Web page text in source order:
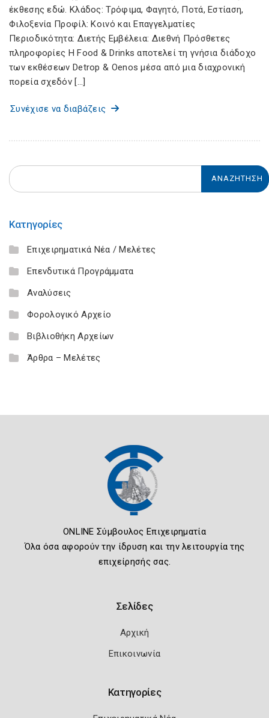
έκθεσης εδώ. Κλάδος: Τρόφιμα, Φαγητό, Ποτά, Εστίαση,
Φιλοξενία Προφίλ: Κοινό και Επαγγελματίες
Περιοδικότητα: Διετής Εμβέλεια: Διεθνή Πρόσθετες
πληροφορίες H Food & Drinks αποτελεί τη γνήσια διάδοχο
των εκθέσεων Detrop & Oenos μέσα από μια διαχρονική
πορεία σχεδόν […]
Συνέχισε να διαβάζεις
Κατηγορίες
Επιχειρηματικά Νέα / Μελέτες
Επενδυτικά Προγράμματα
Αναλύσεις
Φορολογικό Αρχείο
Βιβλιοθήκη Αρχείων
Άρθρα – Μελέτες
ONLINE Σύμβουλος Επιχειρηματία
Όλα όσα αφορούν την ίδρυση και την λειτουργία της
επιχείρησής σας.
Σελίδες
Αρχική
Επικοινωνία
Κατηγορίες